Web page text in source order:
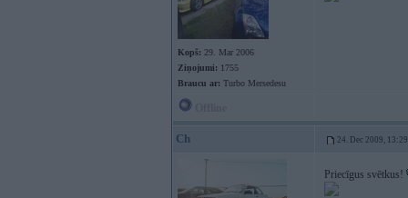
Kopš: 29. Mar 2006
Ziņojumi: 1755
Braucu ar: Turbo Mersedesu
Ch 24. Dec 2009, 13:29
Priecīgus svētkus!